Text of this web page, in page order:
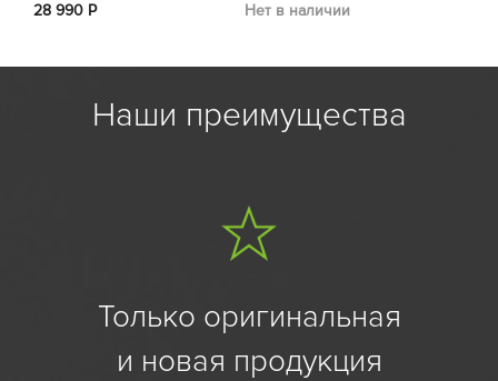
28 990 Р
Нет в наличии
Наши преимущества
Только оригинальная
и новая продукция